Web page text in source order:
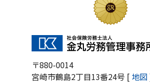
〒880-0014
宮崎市鶴島2丁目13番24号 [地図